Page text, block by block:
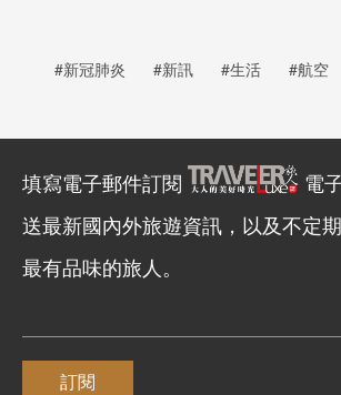
#新冠肺炎 #新訊 #生活 #航空
填寫電子郵件訂閱
電
送最新國內外旅遊資訊，以及不定
最有品味的旅人。
訂閱